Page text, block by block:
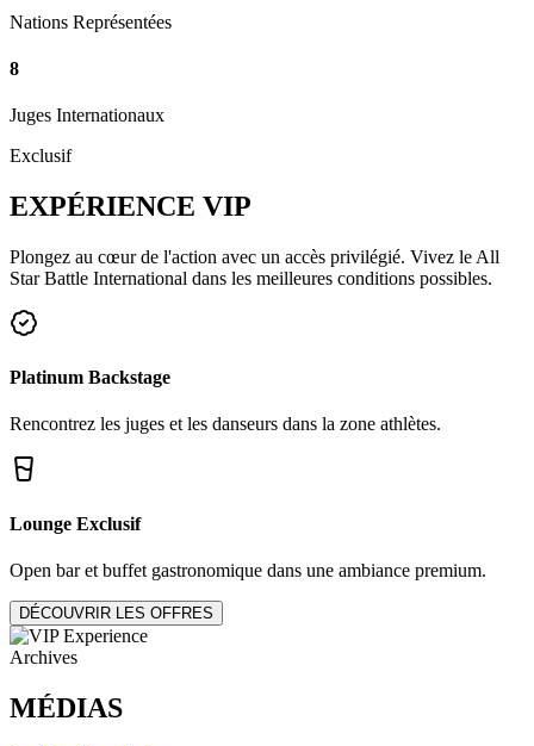
Nations Représentées
8
Juges Internationaux
Exclusif
EXPÉRIENCE VIP
Plongez au cœur de l'action avec un accès privilégié. Vivez le All
Star Battle International dans les meilleures conditions possibles.
Platinum Backstage
Rencontrez les juges et les danseurs dans la zone athlètes.
Lounge Exclusif
Open bar et buffet gastronomique dans une ambiance premium.
DÉCOUVRIR LES OFFRES
Archives
MÉDIAS